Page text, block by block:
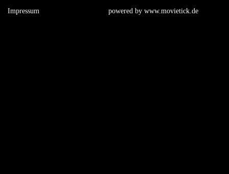
Impressum powered by www.movietick.de